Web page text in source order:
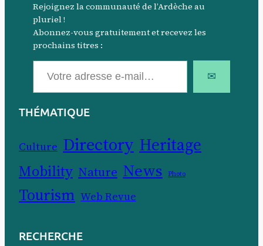
Rejoignez la communauté de l’Ardèche au
pluriel !
Abonnez-vous gratuitement et recevez les
prochains titres :
Votre adresse e-mail…
✉
THÉMATIQUE
Culture Directory Heritage
Mobility Nature News Photo
Tourism Web Revue
RECHERCHE